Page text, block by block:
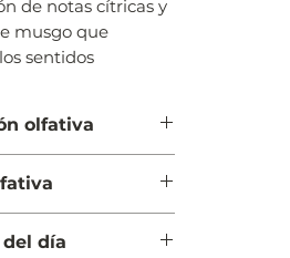
de notas cítricas y
musgo que
sentidos
olfativa
toronja
limón (lima
(hierba luisa)
día